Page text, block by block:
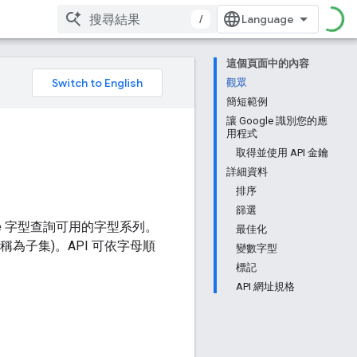
/
這個頁面中的內容
觀眾
簡短範例
讓 Google 識別您的應
用程式
取得並使用 API 金鑰
詳細資料
排序
篩選
最佳化
變數字型
標記
API 網址規格
型查詢可用的字型系列。
為子集)。API 可依字母順